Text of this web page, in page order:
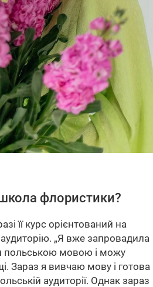
флористики?
її курс орієнтований на
„Я вже запровадила
польською мовою і можу
Зараз я вивчаю мову і готова
аудиторії. Однак зараз